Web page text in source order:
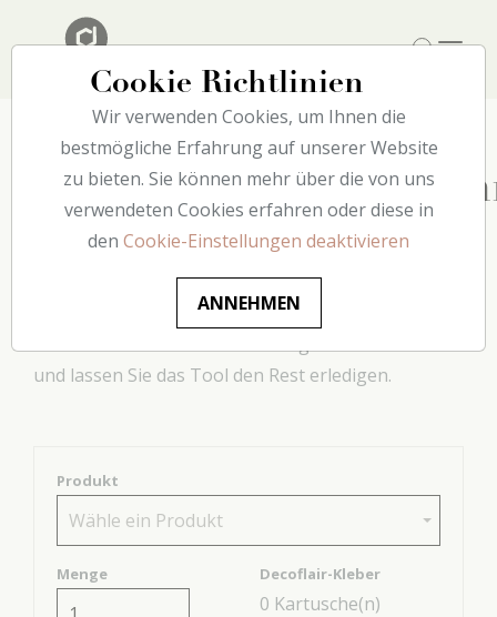
Mit diesem praktischen Tool können Sie die Menge
an Klebstoff bestimmen, die Sie für Ihre Projekte
benötigen. Geben Sie einfach den Produktnamen
und lassen Sie das Tool den Rest erledigen.
Produkt
Wähle ein Produkt
Menge Decoflair-Kleber
0 Kartusche(n)
Cookie Richtlinien
Wir verwenden Cookies, um Ihnen die
bestmögliche Erfahrung auf unserer Website
zu bieten. Sie können mehr über die von uns
verwendeten Cookies erfahren oder diese in
den Cookie-Einstellungen deaktivieren
ANNEHMEN